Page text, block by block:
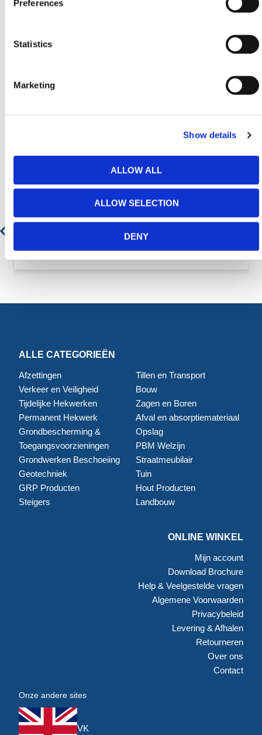
Preferences
Statistics
Marketing
Show details
ALLOW ALL
ALLOW SELECTION
DENY
Neem contact op door te e-mailen
Aanbevolen producten
Ontvangerclip – Intrekbare Veiligheidsbarrière
ALLE CATEGORIEËN
Afzettingen
Verkeer en Veiligheid
Tijdelijke Hekwerken
Permanent Hekwerk
Grondbescherming &
Toegangsvoorzieningen
Grondwerken Beschoeiing
Geotechniek
GRP Producten
Steigers
Tillen en Transport
Bouw
Zagen en Boren
Afval en absorptiemateriaal
Opslag
PBM Welzijn
Straatmeubilair
Tuin
Hout Producten
Landbouw
ONLINE WINKEL
Mijn account
Download Brochure
Help & Veelgestelde vragen
Algemene Voorwaarden
Privacybeleid
Levering & Afhalen
Retourneren
Over ons
Contact
Onze andere sites
VK